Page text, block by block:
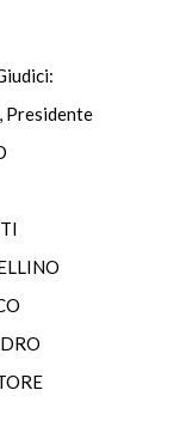
Presidente